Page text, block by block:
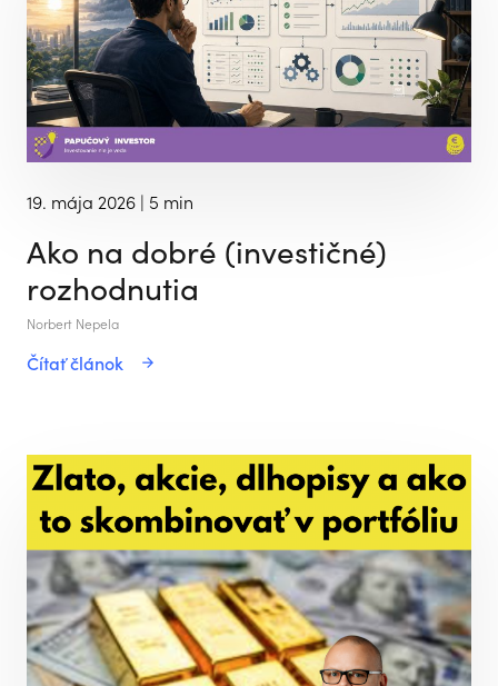
19. mája 2026 | 5 min
Ako na dobré (investičné)
rozhodnutia
Norbert Nepela
Čítať článok